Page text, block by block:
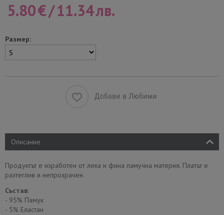
5.80€/11.34лв.
Размер:
Добави в Любими
Описание
Продуктът е изработен от лека и фина памучна материя. Платът е
разтеглив и непрозрачен.
Състав:
- 95% Памук
- 5% Еластан